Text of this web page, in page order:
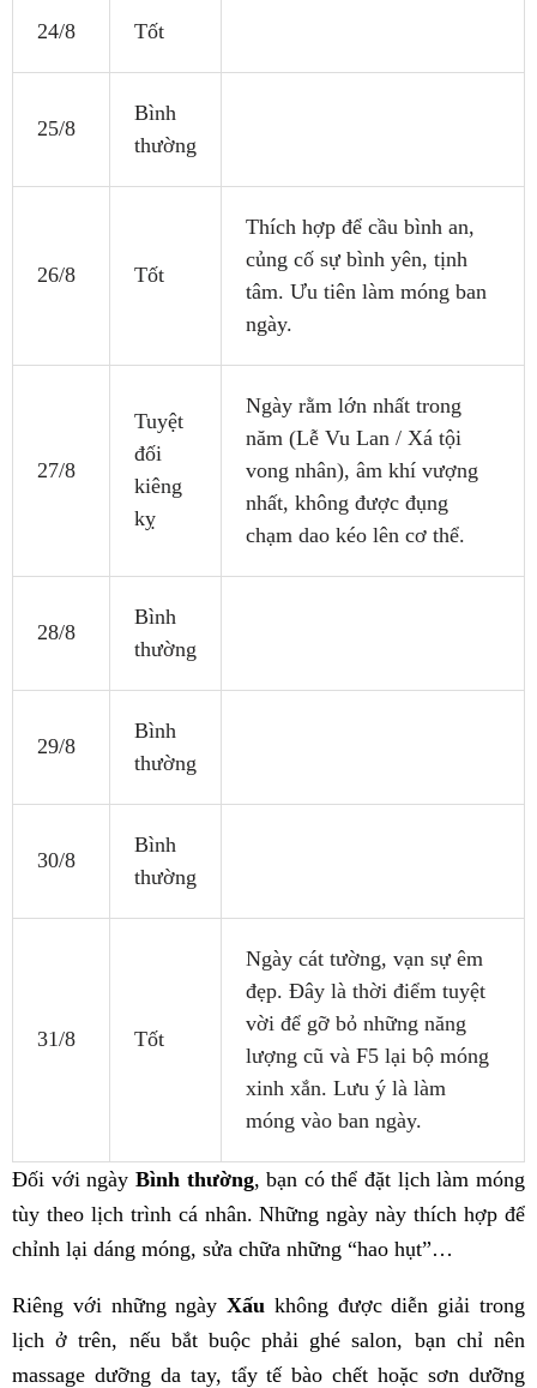
24/8 Tốt
25/8
Bình
thường
26/8 Tốt
Thích hợp để cầu bình an,
củng cố sự bình yên, tịnh
tâm. Ưu tiên làm móng ban
ngày.
27/8
Tuyệt
đối
kiêng
kỵ
Ngày rằm lớn nhất trong
năm (Lễ Vu Lan / Xá tội
vong nhân), âm khí vượng
nhất, không được đụng
chạm dao kéo lên cơ thể.
28/8
Bình
thường
29/8
Bình
thường
30/8
Bình
thường
31/8 Tốt
Ngày cát tường, vạn sự êm
đẹp. Đây là thời điểm tuyệt
vời để gỡ bỏ những năng
lượng cũ và F5 lại bộ móng
xinh xắn. Lưu ý là làm
móng vào ban ngày.
Đối với ngày Bình thường, bạn có thể đặt lịch làm móng
tùy theo lịch trình cá nhân. Những ngày này thích hợp để
chỉnh lại dáng móng, sửa chữa những “hao hụt”…
Riêng với những ngàyXấu không được diễn giải trong
lịch ở trên, nếu bắt buộc phải ghé salon, bạn chỉ nên
massage dưỡng da tay, tẩy tế bào chết hoặc sơn dưỡng